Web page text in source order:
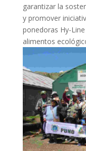
garantizar la
y promover
ponedoras Hy-
alimentos